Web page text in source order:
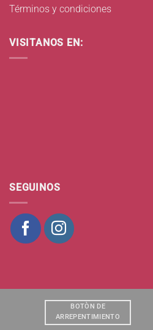
Términos y condiciones
VISITANOS EN:
SEGUINOS
BOTÒN DE
ARREPENTIMIENTO